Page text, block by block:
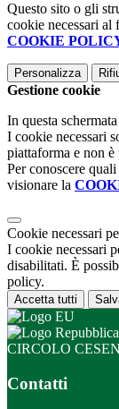
Questo sito o gli
cookie necessari
COOKIE
Personalizza
Gestione cookie
In questa
I cookie necessari
piattaforma e non
Per conoscere
visionare la
Cookie necessari
I cookie necessari
disabilitati. È
policy.
Accetta tutti
CIRCOLO
Contatti